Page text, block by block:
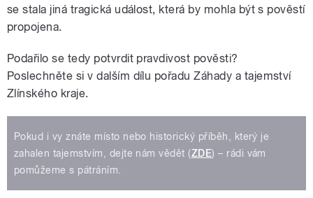
se stala jiná tragická událost, která by mohla být s pověstí
propojena.
Podařilo se tedy potvrdit pravdivost pověsti?
Poslechněte si v dalším dílu pořadu Záhady a tajemství
Zlínského kraje.
Pokud i vy znáte místo nebo historický příběh, který je
zahalen tajemstvím, dejte nám vědět (ZDE) – rádi vám
pomůžeme s pátráním.